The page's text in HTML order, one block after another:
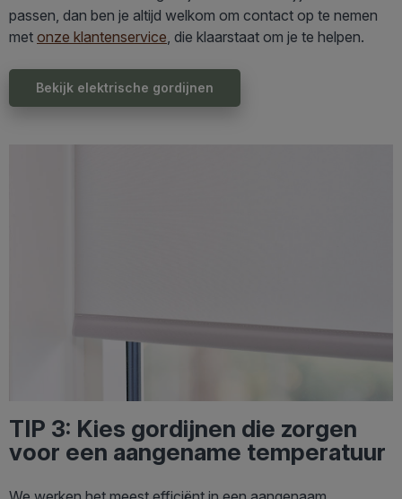
passen, dan ben je altijd welkom om contact op te nemen
met onze klantenservice, die klaarstaat om je te helpen.
Bekijk elektrische gordijnen
TIP 3: Kies gordijnen die zorgen
voor een aangename temperatuur